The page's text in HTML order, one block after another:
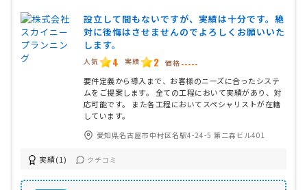
設立して間もないですが、実績は十分です。絶
対に後悔はさせませんのでよろしくお願いいた
します。
人気 4 実績 2 価格 -----
要件定義から導入まで、お客様のニーズに合ったシステ
ムをご提案します。 全ての工程において実績があり、対
応可能です。 また各工程においてスペシャリストが在籍
しています。
愛知県名古屋市中村区名駅4-24-5 第二森ビル401
実績(1) クチコミ